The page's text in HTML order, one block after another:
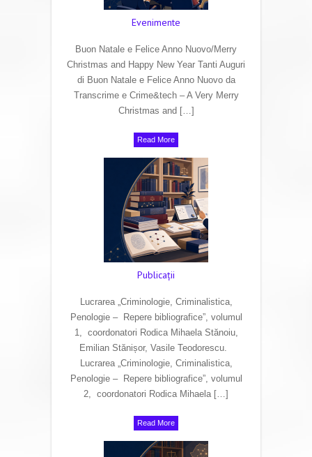
Evenimente
Buon Natale e Felice Anno Nuovo/Merry
Christmas and Happy New Year Tanti Auguri
di Buon Natale e Felice Anno Nuovo da
Transcrime e Crime&tech – A Very Merry
Christmas and […]
Read More
Publicaţii
Lucrarea „Criminologie, Criminalistica,
Penologie – Repere bibliografice”, volumul
1, coordonatori Rodica Mihaela Stănoiu,
Emilian Stănișor, Vasile Teodorescu.
Lucrarea „Criminologie, Criminalistica,
Penologie – Repere bibliografice”, volumul
2, coordonatori Rodica Mihaela […]
Read More